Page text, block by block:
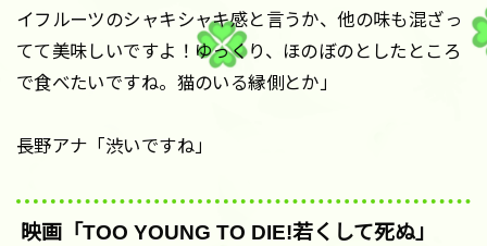
イフルーツのシャキシャキ感と言うか、他の味も混ざっ
てて美味しいですよ！ゆっくり、ほのぼのとしたところ
で食べたいですね。猫のいる縁側とか」
長野アナ「渋いですね」
映画「TOO YOUNG TO DIE!若くして死ぬ」